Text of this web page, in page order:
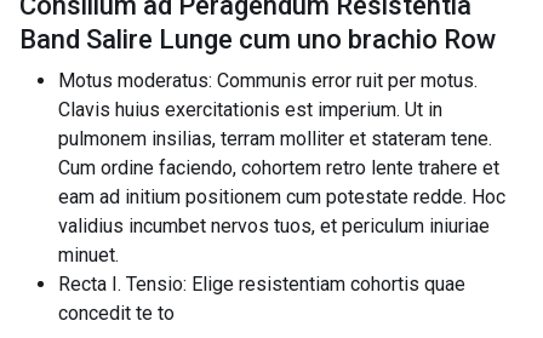
Band Salire Lunge cum uno brachio Row
Motus moderatus: Communis error ruit per motus.
Clavis huius exercitationis est imperium. Ut in
pulmonem insilias, terram molliter et stateram tene.
Cum ordine faciendo, cohortem retro lente trahere et
eam ad initium positionem cum potestate redde. Hoc
validius incumbet nervos tuos, et periculum iniuriae
minuet.
Recta I. Tensio: Elige resistentiam cohortis quae
concedit te to